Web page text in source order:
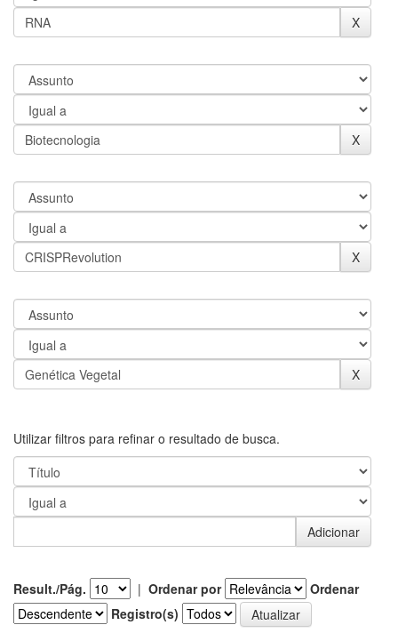
Utilizar filtros para refinar o resultado de busca.
Result./Pág. | Ordenar por
Ordenar
Registro(s)